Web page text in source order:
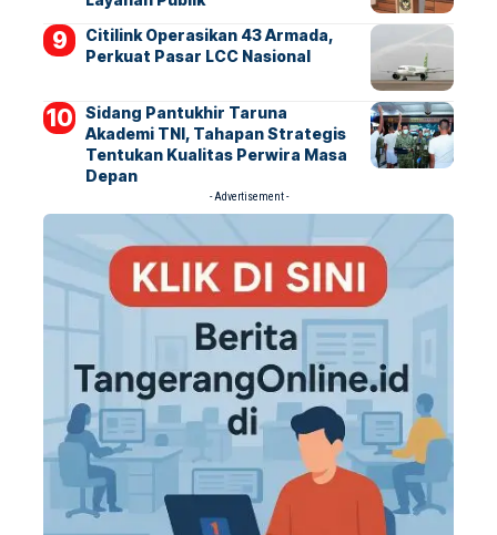
Citilink Operasikan 43 Armada,
Perkuat Pasar LCC Nasional
Sidang Pantukhir Taruna
Akademi TNI, Tahapan Strategis
Tentukan Kualitas Perwira Masa
Depan
- Advertisement -